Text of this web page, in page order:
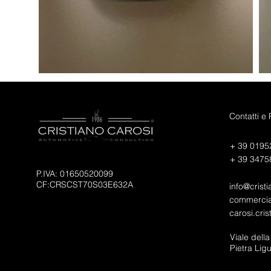
P.IVA: 01650520099
CF:CRSCST70S03E632A
Contatti e
+ 39
+ 39
Viale
Pietra